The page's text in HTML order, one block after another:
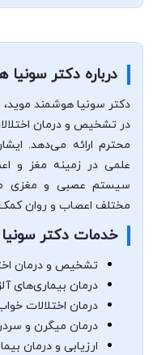
درباره دکتر
دکتر سونیا هوشمند
در تشخیص و درمان
محترم ارائه می‌دهد.
علمی در زمینه مغز و
سیستم عصبی و مغزی
مختلف اعصاب و روان
خدمات دکتر
تشخیص و درمان
درمان بیماری‌های
درمان اختلالات
درمان میگرن و
ارزیابی و درمان